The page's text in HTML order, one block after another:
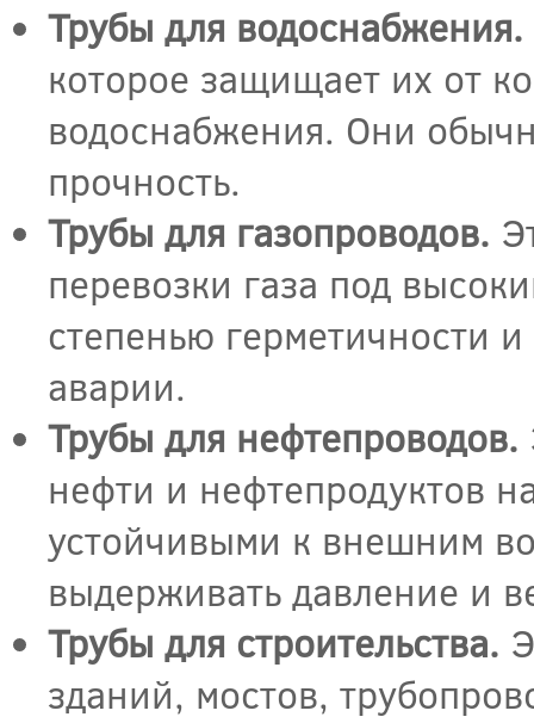
Трубы для водоснабжения.
которое защищает их от
водоснабжения. Они
прочность.
Трубы для газопроводов.
перевозки газа под
степенью герметичности
аварии.
Трубы для нефтепроводов.
нефти и нефтепродуктов
устойчивыми к внешним
выдерживать давление и
Трубы для строительства.
зданий, мостов,